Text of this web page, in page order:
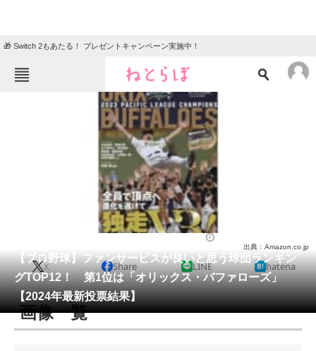
🎁 Switch 2もあたる！ プレゼントキャンペーン実施中！
ニュース
クイズ
地域
教育・育児
リサーチ
会員記事
メディア
注目記事を集めた総合ページ
【プロ野球】ファンサービスが良いと思う球団ランキン
グTOP12！ 第1位は「オリックス・バファローズ」
【2024年最新投票結果】
出典：Amazon.co.jp
X Share LINE hatena
画像一覧